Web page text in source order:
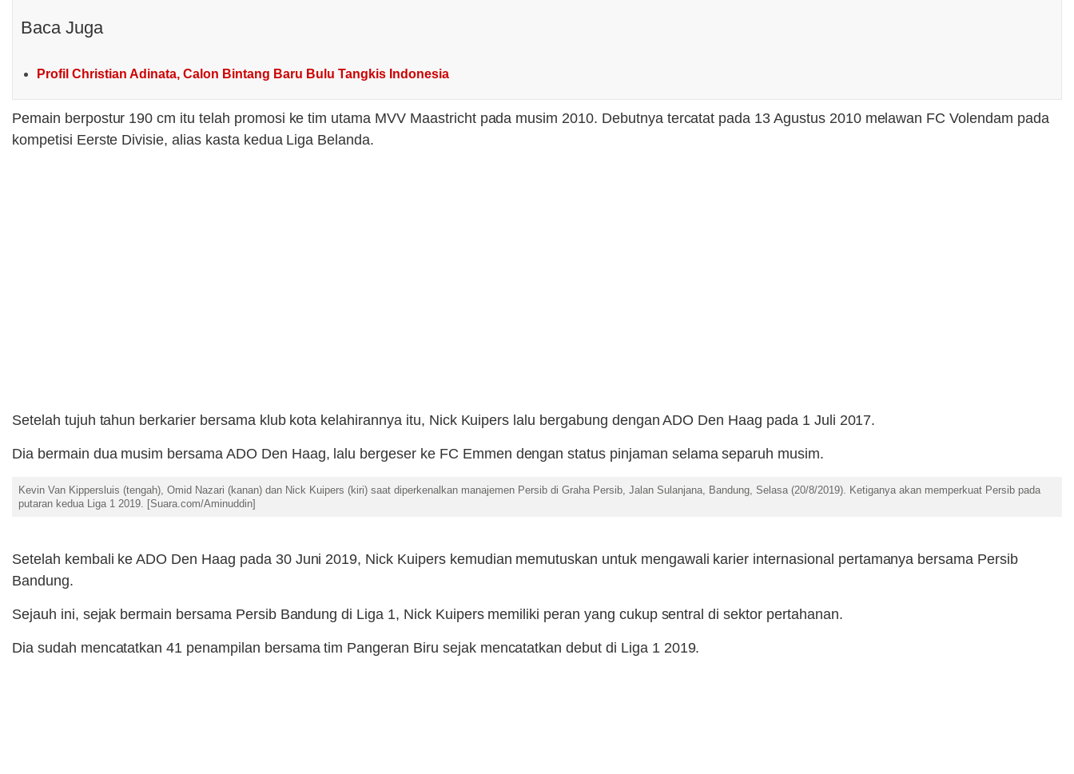
Baca Juga
Profil Christian Adinata, Calon Bintang Baru Bulu Tangkis Indonesia
Pemain berpostur 190 cm itu telah promosi ke tim utama MVV Maastricht pada musim 2010. Debutnya tercatat pada 13 Agustus 2010 melawan FC Volendam pada
kompetisi Eerste Divisie, alias kasta kedua Liga Belanda.
Setelah tujuh tahun berkarier bersama klub kota kelahirannya itu, Nick Kuipers lalu bergabung dengan ADO Den Haag pada 1 Juli 2017.
Dia bermain dua musim bersama ADO Den Haag, lalu bergeser ke FC Emmen dengan status pinjaman selama separuh musim.
Kevin Van Kippersluis (tengah), Omid Nazari (kanan) dan Nick Kuipers (kiri) saat diperkenalkan manajemen Persib di Graha Persib, Jalan Sulanjana, Bandung, Selasa (20/8/2019). Ketiganya akan memperkuat Persib pada
putaran kedua Liga 1 2019. [Suara.com/Aminuddin]
Setelah kembali ke ADO Den Haag pada 30 Juni 2019, Nick Kuipers kemudian memutuskan untuk mengawali karier internasional pertamanya bersama Persib
Bandung.
Sejauh ini, sejak bermain bersama Persib Bandung di Liga 1, Nick Kuipers memiliki peran yang cukup sentral di sektor pertahanan.
Dia sudah mencatatkan 41 penampilan bersama tim Pangeran Biru sejak mencatatkan debut di Liga 1 2019.